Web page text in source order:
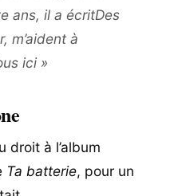
ans, il a écritDes
m’aident à
ici »
droit à l’album
Ta batterie, pour un